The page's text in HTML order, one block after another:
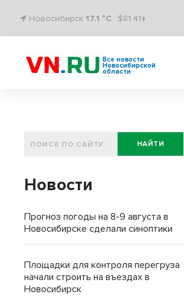
Новосибирск 17.1 °C $81.41↑
Все новости
Новосибирской
области
НАЙТИ
Новости
Прогноз погоды на 8-9 августа в
Новосибирске сделали синоптики
Площадки для контроля перегруза
начали строить на въездах в
Новосибирск